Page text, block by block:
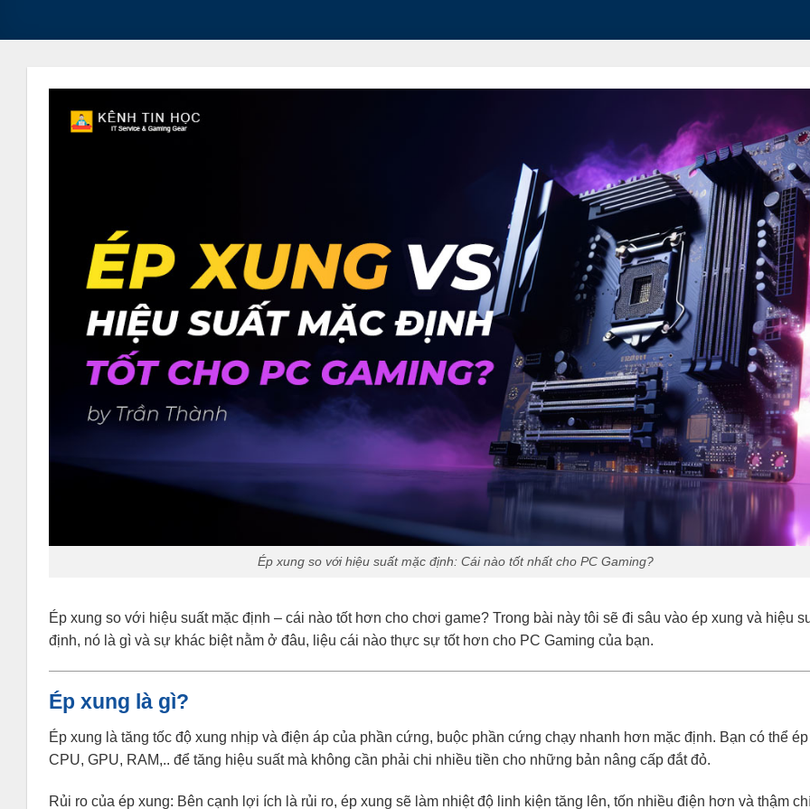
Ép xung so với hiệu suất mặc định: Cái nào tốt nhất cho PC Gaming?
Ép xung so với hiệu suất mặc định – cái nào tốt hơn cho chơi game? Trong bài này tôi sẽ đi sâu vào ép xung và hiệu
định, nó là gì và sự khác biệt nằm ở đâu, liệu cái nào thực sự tốt hơn cho PC Gaming của bạn.
Ép xung là gì?
Ép xung là tăng tốc độ xung nhịp và điện áp của phần cứng, buộc phần cứng chạy nhanh hơn mặc định. Bạn có thể
CPU, GPU, RAM,.. để tăng hiệu suất mà không cần phải chi nhiều tiền cho những bản nâng cấp đắt đỏ.
Rủi ro của ép xung: Bên cạnh lợi ích là rủi ro, ép xung sẽ làm nhiệt độ linh kiện tăng lên, tốn nhiều điện hơn và thậm